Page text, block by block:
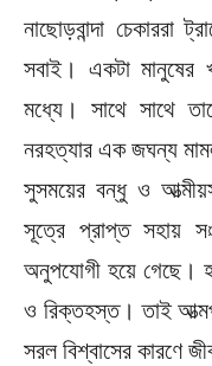
নাছোড়বান্দা চেকাররা
সবাই। একটা
মধ্যে। সাথে সাথে
নরহত্যার এক জঘন্য
সুসময়ের বন্ধু ও
সূত্রে প্রাপ্ত সহায়
অনুপযোগী হয়ে গেছে।
ও রিক্তহস্ত। তাই
সরল বিশ্বাসের কারণে